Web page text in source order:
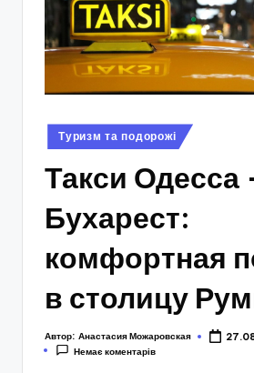
Опубліковано
у
Туризм та подорожі
Такси Одесса
Бухарест:
комфортная
в столицу
Автор: Анастасия Можаровская
Немає коментарів